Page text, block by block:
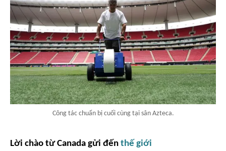
Công tác chuẩn bị cuối cùng tại sân Azteca.
Lời chào từ Canada gửi đến thế giới